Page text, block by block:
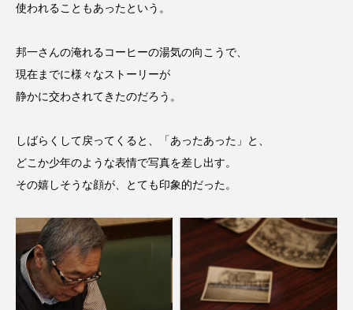
使われることもあったという。
邦一さんの淹れるコーヒーの湯気の向こうで、
現在までに様々なストーリーが
静かに交わされてきたのだろう。
しばらくして戻ってくると、「あったあった」と、
どこか少年のような表情で写真を差し出す。
その嬉しそうな顔が、とても印象的だった。